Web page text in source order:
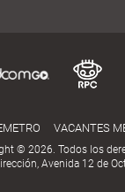
VACANTES
© 2026. Todos los
Avenida 12 de